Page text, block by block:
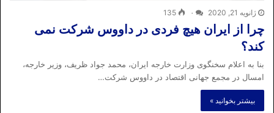
ژانویه 21, 2020 ۰ 135
چرا از ایران هیچ فردی در داووس شرکت نمی
کند؟
بنا به اعلام سخنگوی وزارت خارجه ایران، محمد جواد ظریف، وزیر خارجه،
امسال در مجمع جهانی اقتصاد در داووس شرکت…
بیشتر بخوانید »